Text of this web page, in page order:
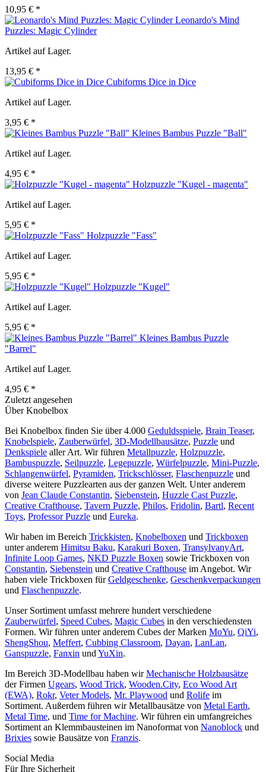
10,95 € *
Leonardo's Mind
Puzzles: Magic Cylinder
Artikel auf Lager.
13,95 € *
Cubiforms Dice in Dice
Artikel auf Lager.
3,95 € *
Kleines Bambus Puzzle "Ball"
Artikel auf Lager.
4,95 € *
Holzpuzzle "Kugel - magenta"
Artikel auf Lager.
5,95 € *
Holzpuzzle "Fass"
Artikel auf Lager.
5,95 € *
Holzpuzzle "Kugel"
Artikel auf Lager.
5,95 € *
Kleines Bambus Puzzle
"Barrel"
Artikel auf Lager.
4,95 € *
Zuletzt angesehen
Über Knobelbox
Bei Knobelbox finden Sie über 4.000 Geduldsspiele, Brain Teaser,
Knobelspiele, Zauberwürfel, 3D-Modellbausätze, Puzzle und
Denkspiele aller Art. Wir führen Metallpuzzle, Holzpuzzle,
Bambuspuzzle, Seilpuzzle, Legepuzzle, Würfelpuzzle, Mini-Puzzle,
Schlangenwürfel, Pyramiden, Trickschlösser, Flaschenpuzzle und
diverse weitere Puzzlearten aus der ganzen Welt. Unter anderem
von Jean Claude Constantin, Siebenstein, Huzzle Cast Puzzle,
Creative Crafthouse, Tavern Puzzle, Philos, Fridolin, Bartl, Recent
Toys, Professor Puzzle und Eureka.
Wir haben im Bereich Trickkisten, Knobelboxen und Trickboxen
unter anderem Himitsu Baku, Karakuri Boxen, TransylvanyArt,
Infinite Loop Games, NKD Puzzle Boxen sowie Trickboxen von
Constantin, Siebenstein und Creative Crafthouse im Angebot. Wir
haben viele Trickboxen fürGeldgeschenke, Geschenkverpackungen
und Flaschenpuzzle.
Unser Sortiment umfasst mehrere hundert verschiedene
Zauberwürfel, Speed Cubes, Magic Cubes in den verschiedensten
Formen. Wir führen unter anderem Cubes der Marken MoYu, QiYi,
ShengShou, Meffert, Cubbing Classroom, Dayan, LanLan,
Ganspuzzle, Fanxin und YuXin.
Im Bereich 3D-Modellbau haben wirMechanische Holzbausätze
der Firmen Ugears, Wood Trick, Wooden.City, Eco Wood Art
(EWA), Rokr, Veter Models, Mr. Playwood und Rolife im
Sortiment. Außerdem führen wir Metallbausätze von Metal Earth,
Metal Time, und Time for Machine. Wir führen ein umfangreiches
Sortiment an Klemmbausteinen im Nanoformat von Nanoblock und
Brixies sowie Bausätze von Franzis.
Social Media
Für Ihre Sicherheit